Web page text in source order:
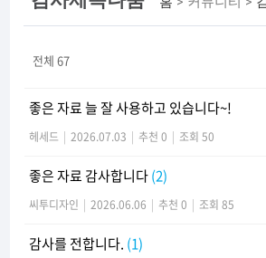
전체 67
좋은 자료 늘 잘 사용하고 있습니다~!
헤세드 | 2026.07.03 | 추천 0 | 조회 50
좋은 자료 감사합니다(2)
씨투디자인 | 2026.06.06 | 추천 0 | 조회 85
감사를 전합니다. (1)